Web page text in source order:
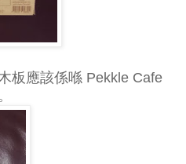
板應該係喺 Pekkle Cafe